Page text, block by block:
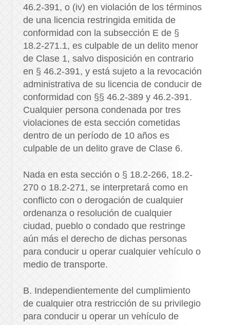
46.2-391, o (iv) en violación de los términos
de una licencia restringida emitida de
conformidad con la subsección E de §
18.2-271.1, es culpable de un delito menor
de Clase 1, salvo disposición en contrario
en § 46.2-391, y está sujeto a la revocación
administrativa de su licencia de conducir de
conformidad con §§ 46.2-389 y 46.2-391.
Cualquier persona condenada por tres
violaciones de esta sección cometidas
dentro de un período de 10 años es
culpable de un delito grave de Clase 6.
Nada en esta sección o § 18.2-266, 18.2-
270 o 18.2-271, se interpretará como en
conflicto con o derogación de cualquier
ordenanza o resolución de cualquier
ciudad, pueblo o condado que restringe
aún más el derecho de dichas personas
para conducir u operar cualquier vehículo o
medio de transporte.
B. Independientemente del cumplimiento
de cualquier otra restricción de su privilegio
para conducir u operar un vehículo de